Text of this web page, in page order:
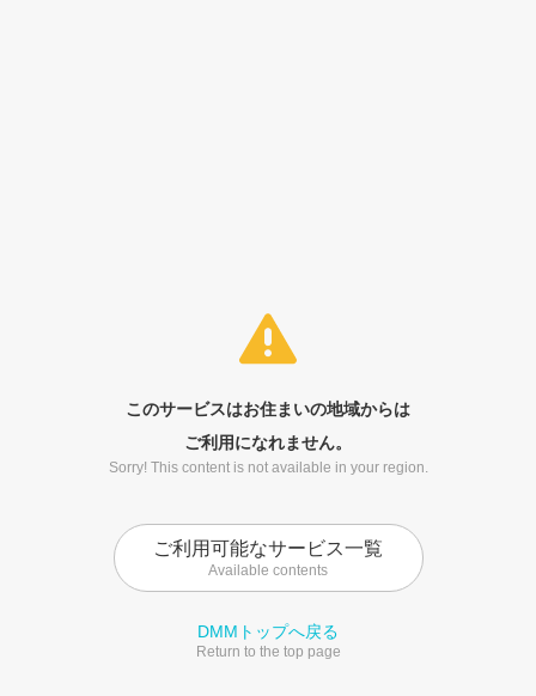
このサービスはお住まいの地域からは
ご利用になれません。
Sorry! This content is not available in your region.
ご利用可能なサービス一覧
Available contents
DMMトップへ戻る
Return to the top page